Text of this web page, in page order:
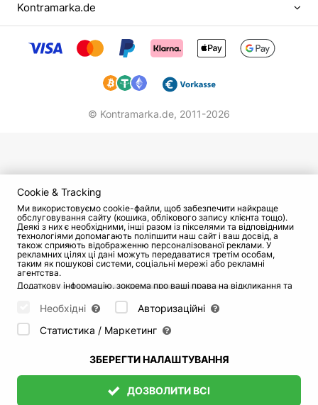
Kontramarka.de
© Kontramarka.de, 2011-2026
Cookie & Tracking
Ми використовуємо cookie-файли, щоб забезпечити найкраще
обслуговування сайту (кошика, облікового запису клієнта тощо).
Деякі з них є необхідними, інші разом із пікселями та відповідними
технологіями допомагають поліпшити наш сайт і ваш досвід, а
також сприяють відображенню персоналізованої реклами. У
рекламних цілях ці дані можуть передаватися третім особам,
таким як пошукові системи, соціальні мережі або рекламні
агентства.
Додаткову інформацію, зокрема про ваші права на відкликання та
Будь ласка, виберіть нижче, які куки можуть бути встановлені, і
підтвердіть це натисканням кнопки "Зберегти налаштування", або
прийміть усі куки, натиснувши кнопку "Дозволити всі":
Необхідні
Авторизаційні
Статистика / Маркетинг
ЗБЕРЕГТИ НАЛАШТУВАННЯ
ДОЗВОЛИТИ ВСІ